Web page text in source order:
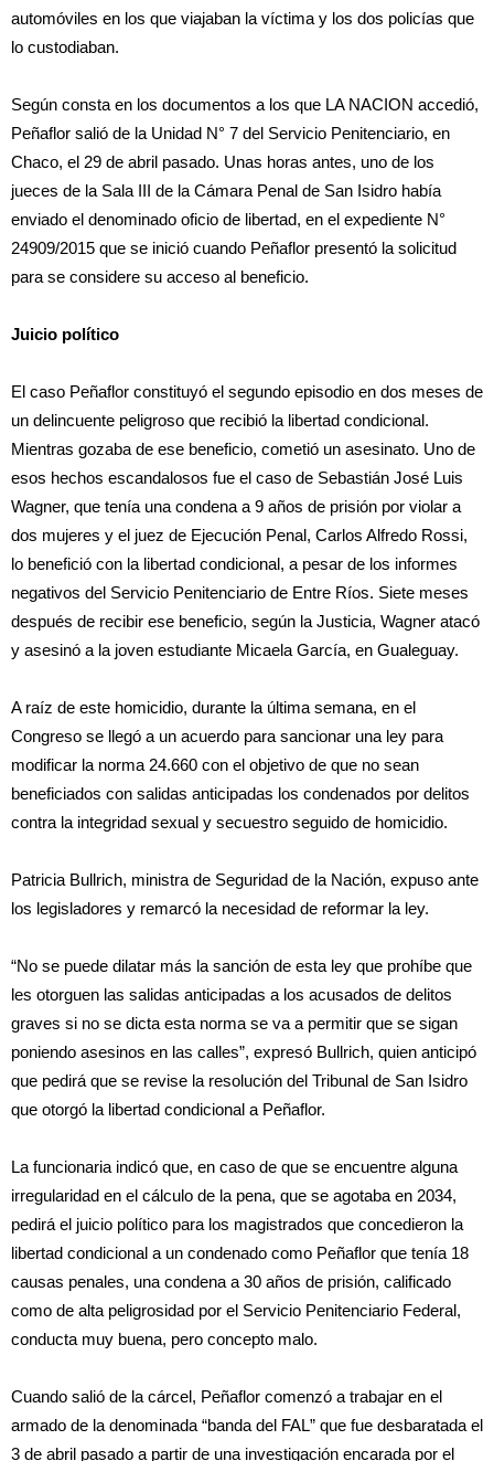
automóviles en los que viajaban la víctima y los dos policías que
lo custodiaban.
Según consta en los documentos a los que LA NACION accedió,
Peñaflor salió de la Unidad N° 7 del Servicio Penitenciario, en
Chaco, el 29 de abril pasado. Unas horas antes, uno de los
jueces de la Sala III de la Cámara Penal de San Isidro había
enviado el denominado oficio de libertad, en el expediente N°
24909/2015 que se inició cuando Peñaflor presentó la solicitud
para se considere su acceso al beneficio.
Juicio político
El caso Peñaflor constituyó el segundo episodio en dos meses de
un delincuente peligroso que recibió la libertad condicional.
Mientras gozaba de ese beneficio, cometió un asesinato. Uno de
esos hechos escandalosos fue el caso de Sebastián José Luis
Wagner, que tenía una condena a 9 años de prisión por violar a
dos mujeres y el juez de Ejecución Penal, Carlos Alfredo Rossi,
lo benefició con la libertad condicional, a pesar de los informes
negativos del Servicio Penitenciario de Entre Ríos. Siete meses
después de recibir ese beneficio, según la Justicia, Wagner atacó
y asesinó a la joven estudiante Micaela García, en Gualeguay.
A raíz de este homicidio, durante la última semana, en el
Congreso se llegó a un acuerdo para sancionar una ley para
modificar la norma 24.660 con el objetivo de que no sean
beneficiados con salidas anticipadas los condenados por delitos
contra la integridad sexual y secuestro seguido de homicidio.
Patricia Bullrich, ministra de Seguridad de la Nación, expuso ante
los legisladores y remarcó la necesidad de reformar la ley.
“No se puede dilatar más la sanción de esta ley que prohíbe que
les otorguen las salidas anticipadas a los acusados de delitos
graves si no se dicta esta norma se va a permitir que se sigan
poniendo asesinos en las calles”, expresó Bullrich, quien anticipó
que pedirá que se revise la resolución del Tribunal de San Isidro
que otorgó la libertad condicional a Peñaflor.
La funcionaria indicó que, en caso de que se encuentre alguna
irregularidad en el cálculo de la pena, que se agotaba en 2034,
pedirá el juicio político para los magistrados que concedieron la
libertad condicional a un condenado como Peñaflor que tenía 18
causas penales, una condena a 30 años de prisión, calificado
como de alta peligrosidad por el Servicio Penitenciario Federal,
conducta muy buena, pero concepto malo.
Cuando salió de la cárcel, Peñaflor comenzó a trabajar en el
armado de la denominada “banda del FAL” que fue desbaratada el
3 de abril pasado a partir de una investigación encarada por el